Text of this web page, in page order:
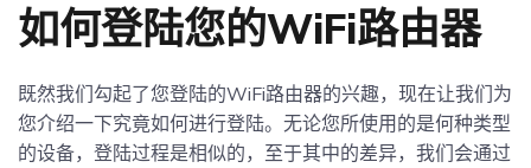
如何登陆您的WiFi路由器
既然我们勾起了您登陆的WiFi路由器的兴趣，现在让我们为
您介绍一下究竟如何进行登陆。无论您所使用的是何种类型
的设备，登陆过程是相似的，至于其中的差异，我们会通过